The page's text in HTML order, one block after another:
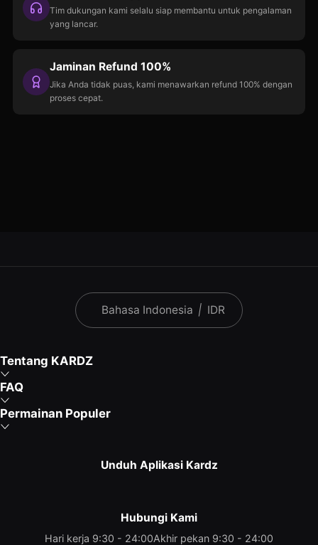
Tim dukungan kami selalu siap membantu untuk pengalaman
yang lancar.
Jaminan Refund 100%
Jika Anda tidak puas, kami menawarkan refund 100% dengan
proses cepat.
Bahasa Indonesia | IDR
Tentang KARDZ
FAQ
Permainan Populer
Unduh Aplikasi Kardz
Hubungi Kami
Hari kerja 9:30 - 24:00Akhir pekan 9:30 - 24:00